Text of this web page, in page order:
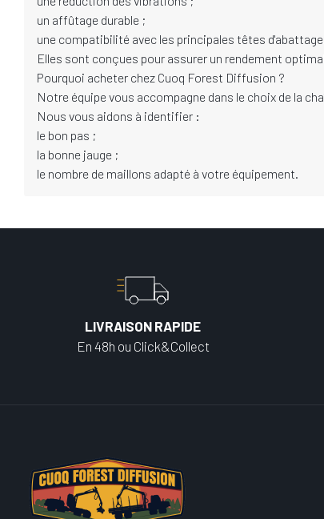
un affûtage durable ;
une compatibilité avec les principales têtes
Elles sont conçues pour assurer un rendement
Pourquoi acheter chez Cuoq Forest Diffusion ?
Notre équipe vous accompagne dans le choix de la
Nous vous aidons à identifier :
le bon pas ;
la bonne jauge ;
le nombre de maillons adapté à votre équipement.
LIVRAISON RAPIDE
En 48h ou Click&Collect